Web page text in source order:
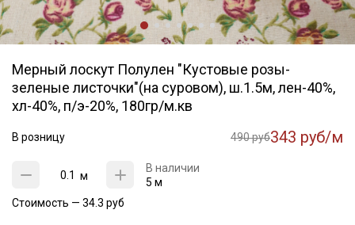
Мерный лоскут Полулен "Кустовые розы-
зеленые листочки"(на суровом), ш.1.5м, лен-40%,
хл-40%, п/э-20%, 180гр/м.кв
В розницу 490 руб343 руб/м
м
В наличии
5 м
Стоимость — 34.3 руб